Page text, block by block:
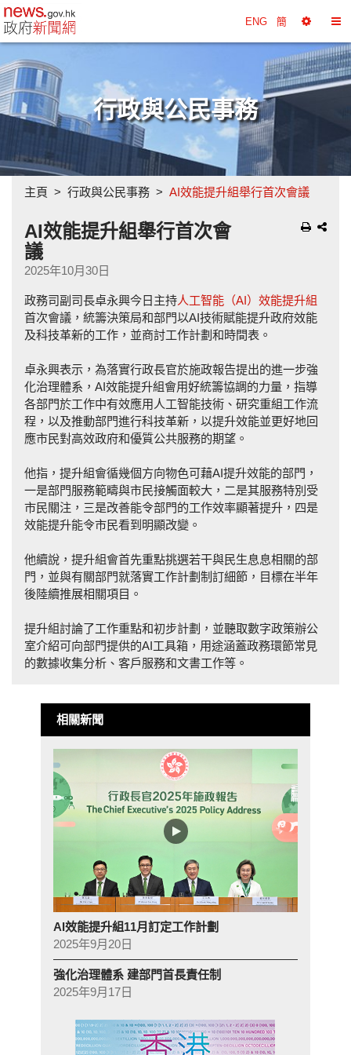
政府新聞網主頁 ENG 簡
擇
工
具
換
目
錄
行政與公民事務
主頁 行政與公民事務 AI效能提升組舉行首次會議
AI效能提升組舉行首次會
議
2025年10月30日
政務司副司長卓永興今日主持人工智能（AI）效能提升組
首次會議，統籌決策局和部門以AI技術賦能提升政府效能
及科技革新的工作，並商討工作計劃和時間表。
卓永興表示，為落實行政長官於施政報告提出的進一步強
化治理體系，AI效能提升組會用好統籌協調的力量，指導
各部門於工作中有效應用人工智能技術、研究重組工作流
程，以及推動部門進行科技革新，以提升效能並更好地回
應市民對高效政府和優質公共服務的期望。
他指，提升組會循幾個方向物色可藉AI提升效能的部門，
一是部門服務範疇與市民接觸面較大，二是其服務特別受
市民關注，三是改善能令部門的工作效率顯著提升，四是
效能提升能令市民看到明顯改變。
他續說，提升組會首先重點挑選若干與民生息息相關的部
門，並與有關部門就落實工作計劃制訂細節，目標在半年
後陸續推展相關項目。
提升組討論了工作重點和初步計劃，並聽取數字政策辦公
室介紹可向部門提供的AI工具箱，用途涵蓋政務環節常見
的數據收集分析、客戶服務和文書工作等。
相關新聞
AI效能提升組11月訂定工作計劃
2025年9月20日
強化治理體系 建部門首長責任制
2025年9月17日